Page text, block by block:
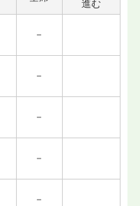
進む
－
－
－
－
－